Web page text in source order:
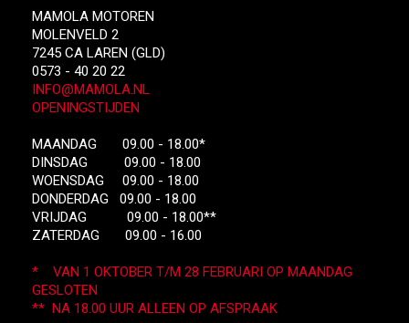
MAMOLA MOTOREN
MOLENVELD 2
7245 CA LAREN (GLD)
0573 - 40 20 22
INFO@MAMOLA.NL
OPENINGSTIJDEN
MAANDAG 09.00 - 18.00*
DINSDAG 09.00 - 18.00
WOENSDAG 09.00 - 18.00
DONDERDAG 09.00 - 18.00
VRIJDAG 09.00 - 18.00**
ZATERDAG 09.00 - 16.00
* VAN 1 OKTOBER T/M 28 FEBRUARI OP MAANDAG
GESLOTEN
** NA 18.00 UUR ALLEEN OP AFSPRAAK